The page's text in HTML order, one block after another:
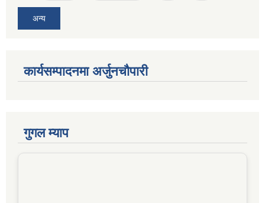
अन्य
कार्यसम्पादनमा अर्जुनचौपारी
गुगल म्याप